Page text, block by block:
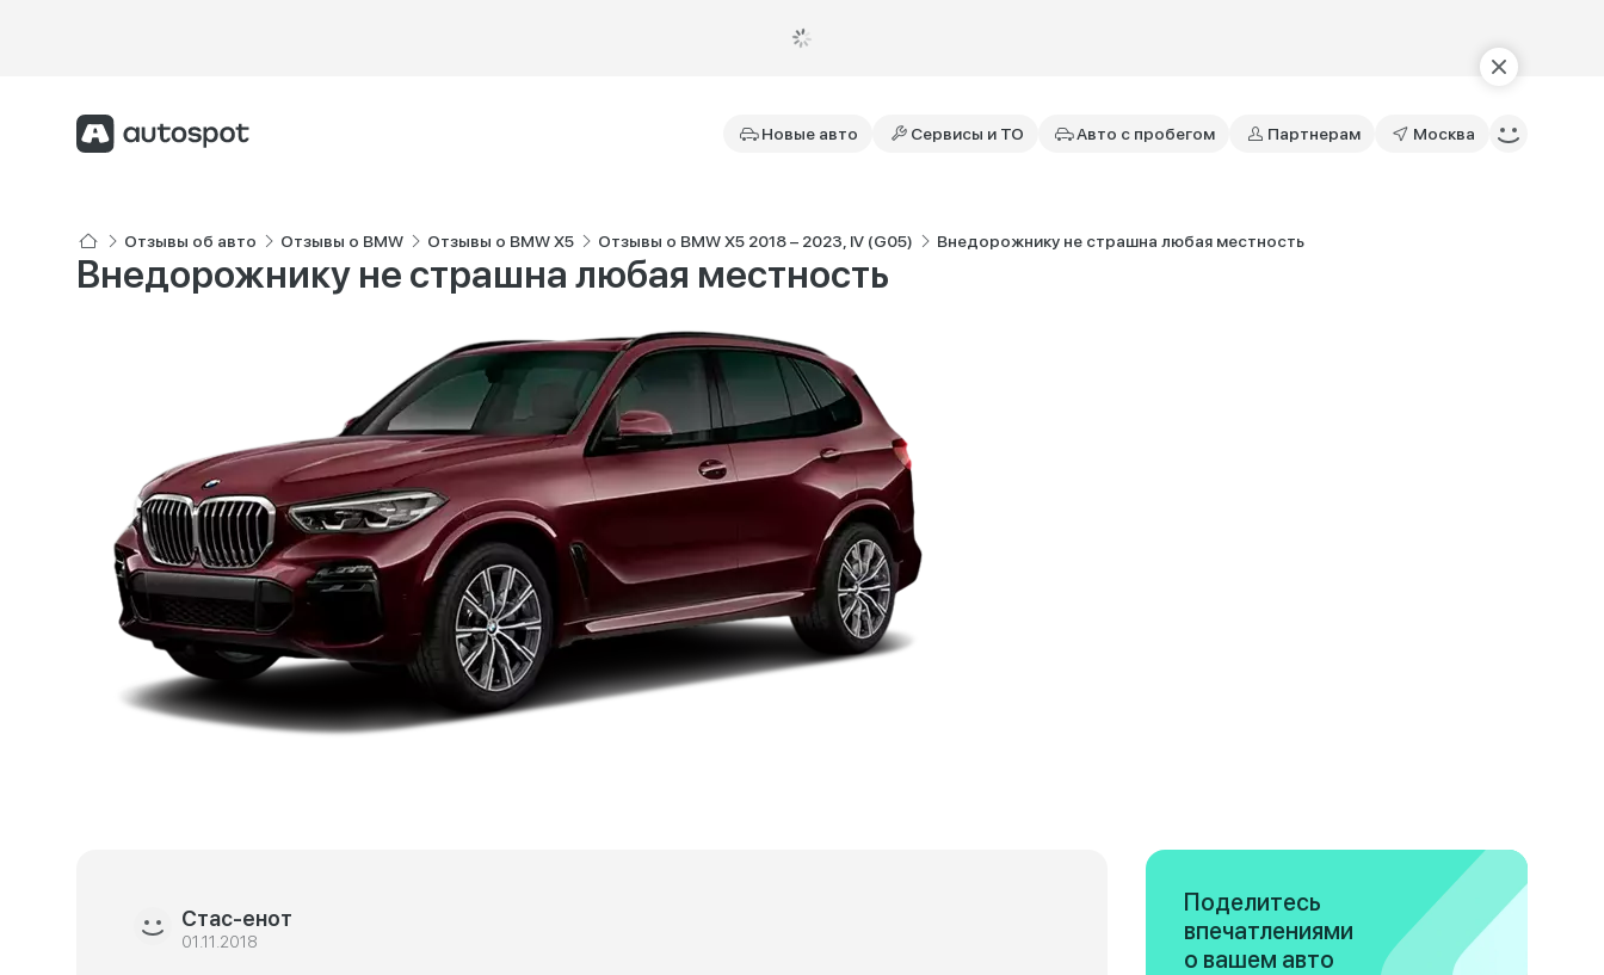
Новые авто Сервисы и ТО Авто с пробегом Партнерам Москва
Отзывы об авто Отзывы о BMW Отзывы о BMW X5 Отзывы о BMW X5 2018 – 2023, IV (G05) Внедорожнику не страшна любая местность
Внедорожнику не страшна любая местность
Стас-енот
01.11.2018
Поделитесь
впечатлениями
о вашем авто